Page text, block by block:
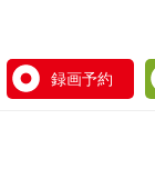
録画予約